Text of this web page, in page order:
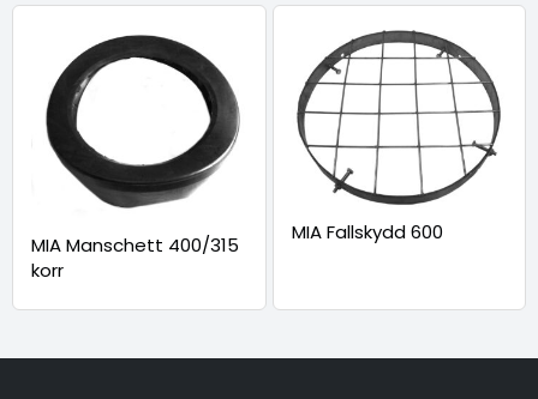
MIA Manschett 400/315
korr
MIA Fallskydd 600